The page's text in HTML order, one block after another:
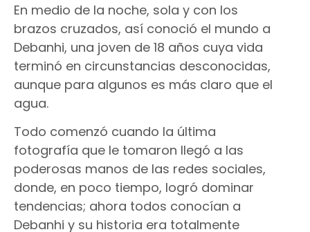
En medio de la noche, sola y con los
brazos cruzados, así conoció el mundo a
Debanhi, una joven de 18 años cuya vida
terminó en circunstancias desconocidas,
aunque para algunos es más claro que el
agua.
Todo comenzó cuando la última
fotografía que le tomaron llegó a las
poderosas manos de las redes sociales,
donde, en poco tiempo, logró dominar
tendencias; ahora todos conocían a
Debanhi y su historia era totalmente